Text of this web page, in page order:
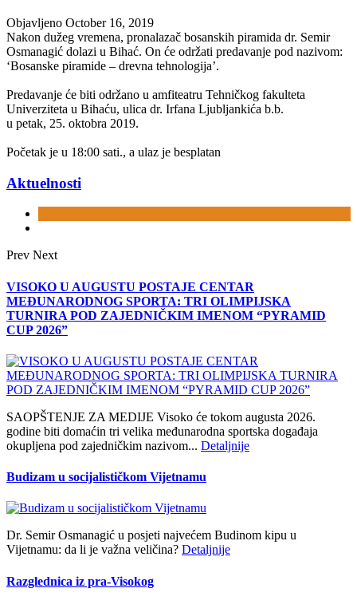
Objavljeno October 16, 2019
Nakon dužeg vremena, pronalazač bosanskih piramida dr. Semir
Osmanagić dolazi u Bihać. On će održati predavanje pod nazivom:
‘Bosanske piramide – drevna tehnologija’.
Predavanje će biti održano u amfiteatru Tehničkog fakulteta
Univerziteta u Bihaću, ulica dr. Irfana Ljubljankića b.b.
u petak, 25. oktobra 2019.
Početak je u 18:00 sati., a ulaz je besplatan
Aktuelnosti
Prev Next
VISOKO U AUGUSTU POSTAJE CENTAR
MEĐUNARODNOG SPORTA: TRI OLIMPIJSKA
TURNIRA POD ZAJEDNIČKIM IMENOM “PYRAMID
CUP 2026”
SAOPŠTENJE ZA MEDIJE Visoko će tokom augusta 2026.
godine biti domaćin tri velika međunarodna sportska događaja
okupljena pod zajedničkim nazivom... Detaljnije
Budizam u socijalističkom Vijetnamu
Dr. Semir Osmanagić u posjeti najvećem Budinom kipu u
Vijetnamu: da li je važna veličina? Detaljnije
Razglednica iz pra-Visokog